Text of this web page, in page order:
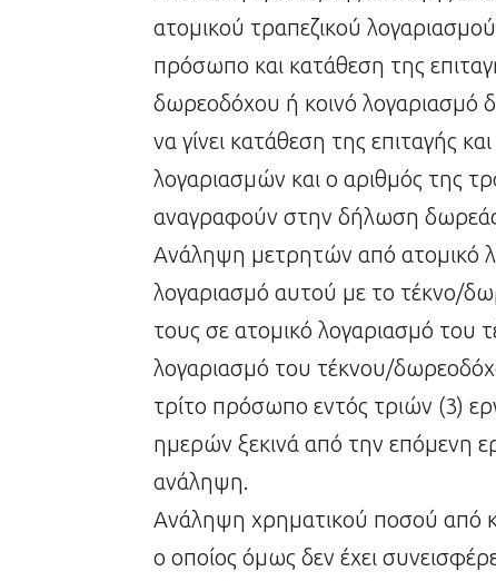
ατομικού τραπεζικού
πρόσωπο και κατάθεση της
δωρεοδόχου ή κοινό
να γίνει κατάθεση της επιταγής
λογαριασμών και ο αριθμός της
αναγραφούν στην δήλωση
Ανάληψη μετρητών από ατομικό
λογαριασμό αυτού με το τέκνο/
τους σε ατομικό λογαριασμό του
λογαριασμό του τέκνου/
τρίτο πρόσωπο εντός τριών (3)
ημερών ξεκινά από την επόμενη
ανάληψη.
Ανάληψη χρηματικού ποσού από
ο οποίος όμως δεν έχει